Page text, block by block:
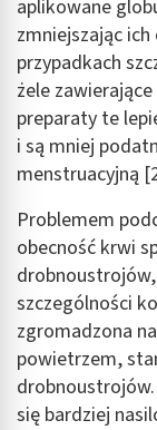
aplikowane
zmniejszając
przypadkach
żele
preparaty te
i są mniej
menstruacyjną
Problemem
obecność krwi
szczególności
zgromadzona
powietrzem,
się bardziej